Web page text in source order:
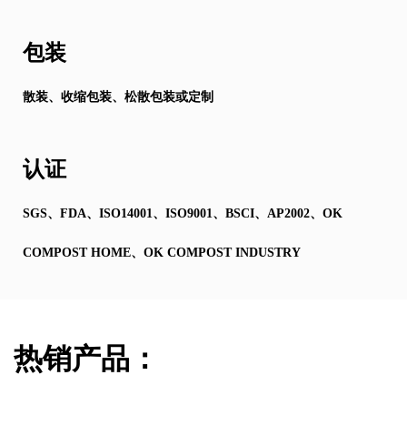
包装
散装、收缩包装、松散包装或定制
认证
SGS、FDA、ISO14001、ISO9001、BSCI、AP2002、OK
COMPOST HOME、OK COMPOST INDUSTRY
热销产品：